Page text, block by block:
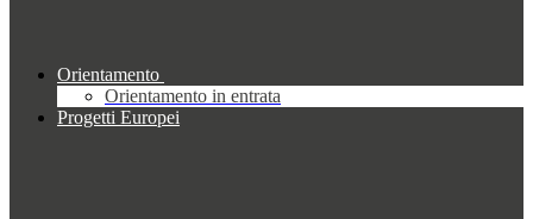
Orientamento
Orientamento in entrata
Progetti Europei